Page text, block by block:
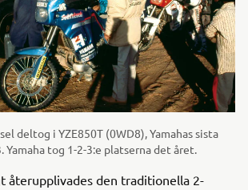
deltog i YZE850T (0WD8), Yamahas sista
Yamaha tog 1-2-3:e platserna det året.
återupplivades den traditionella 2-